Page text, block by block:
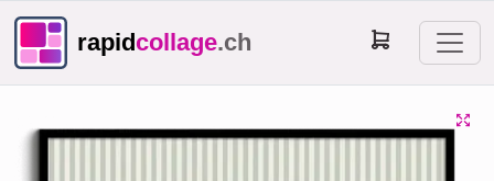
rapidcollage.ch